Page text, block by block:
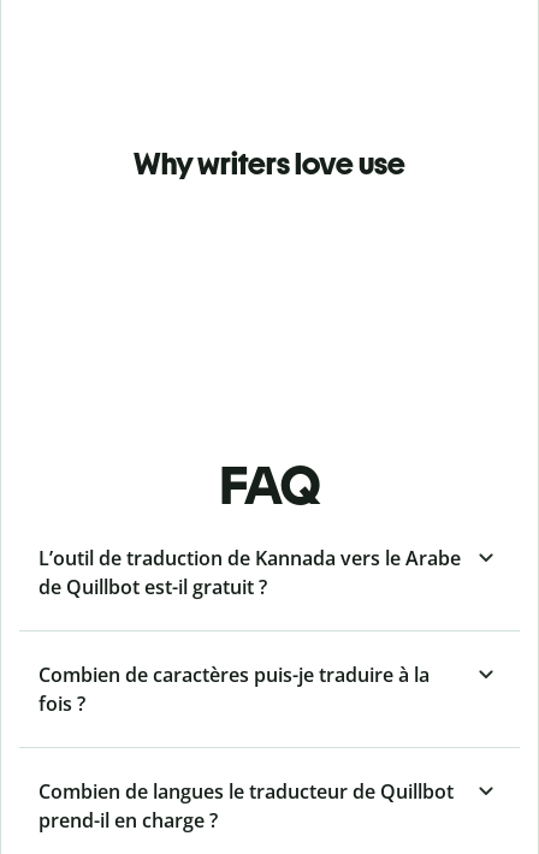
Why writers love use
FAQ
L’outil de traduction de Kannada vers le Arabe
de Quillbot est-il gratuit ?
Combien de caractères puis-je traduire à la
fois ?
Combien de langues le traducteur de Quillbot
prend-il en charge ?